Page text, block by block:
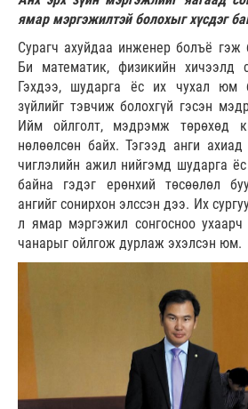
ямар мэргэжилтэй болохыг хүсдэг
Сурагч ахуйдаа инженер болъё гэж
Би математик, физикийн хичээлд
Гэхдээ, шударга ёс их чухал юм
зүйлийг тэвчиж болохгүй гэсэн
Ийм ойлголт, мэдрэмж төрөхөд
нөлөөлсөн байх. Тэгээд анги
чиглэлийн ажил нийгэмд шударга
байна гэдэг ерөнхий төсөөлөл
ангийг сонирхон элссэн дээ. Их
л ямар мэргэжил сонгосноо
чанарыг ойлгож дурлаж эхэлсэн юм.